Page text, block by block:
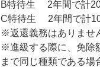
B特待生 2年間で計20
C特待生 2年間で計10
※返還義務はありませ
※進級する際に、免除
まで同じ種類である場